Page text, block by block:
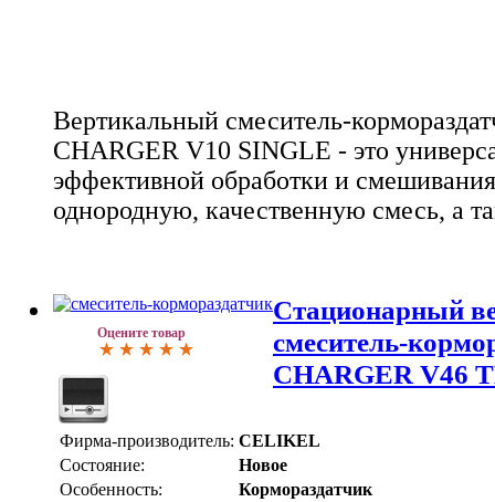
Вертикальный смеситель-
CHARGER V10 SINGLE - это
эффективной обработки и
однородную, качественную смесь, а
Оцените товар
Стационарный
смеситель-
CHARGER V46
Фирма-производитель: CELIKEL
Состояние:
Новое
Особенность:
Кормораздатчик